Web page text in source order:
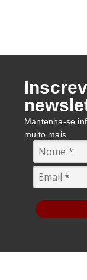
Mantenha-se
muito mais.